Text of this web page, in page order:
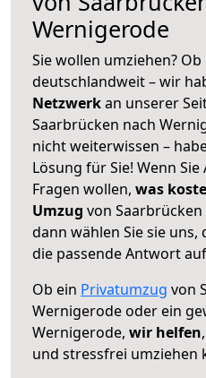
Wernigerode
Sie wollen umziehen?
deutschlandweit – wir
Netzwerkan unserer
Saarbrücken nach
nicht weiterwissen –
Lösung für Sie! Wenn
Fragen wollen, was
Umzug von
dann wählen Sie sie
die passende Antwort
Ob ein Privatumzug von
Wernigerode oder ein
Wernigerode, wir helfen
und stressfrei umziehen